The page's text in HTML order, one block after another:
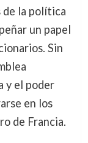
de la política
un papel
Sin
y el poder
en los
de Francia.